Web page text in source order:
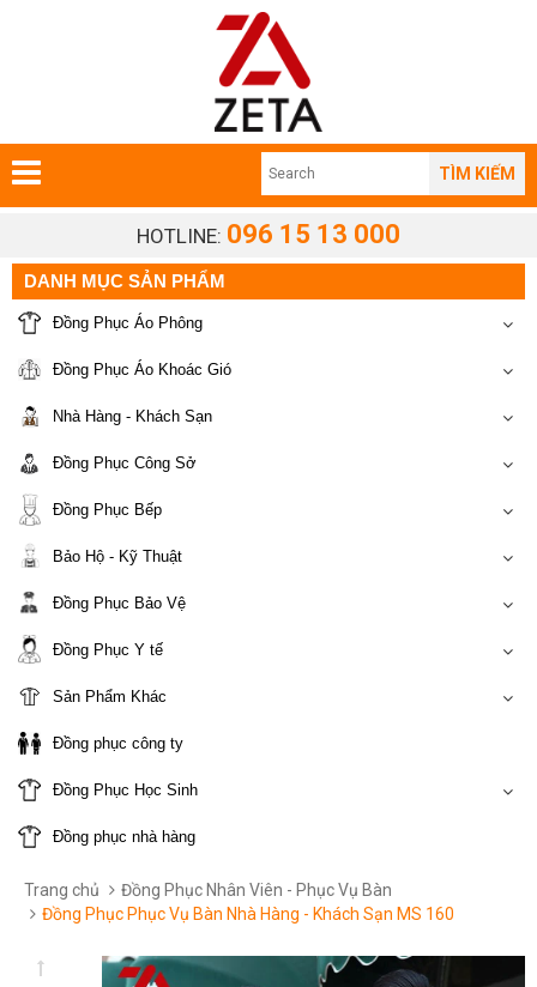
TÌM KIẾM
HOTLINE: 096 15 13 000
DANH MỤC SẢN PHẨM
Đồng Phục Áo Phông
Đồng Phục Áo Khoác Gió
Nhà Hàng - Khách Sạn
Đồng Phục Công Sở
Đồng Phục Bếp
Bảo Hộ - Kỹ Thuật
Đồng Phục Bảo Vệ
Đồng Phục Y tế
Sản Phẩm Khác
Đồng phục công ty
Đồng Phục Học Sinh
Đồng phục nhà hàng
Trang chủ
Đồng Phục Nhân Viên - Phục Vụ Bàn
Đồng Phục Phục Vụ Bàn Nhà Hàng - Khách Sạn MS 160